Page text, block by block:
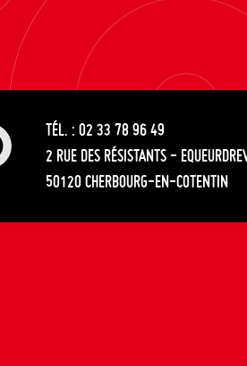
TÉL. : 02 33 78 96 49
2 RUE DES RÉSISTANTS -
50120 CHERBOURG-EN-COTENTIN